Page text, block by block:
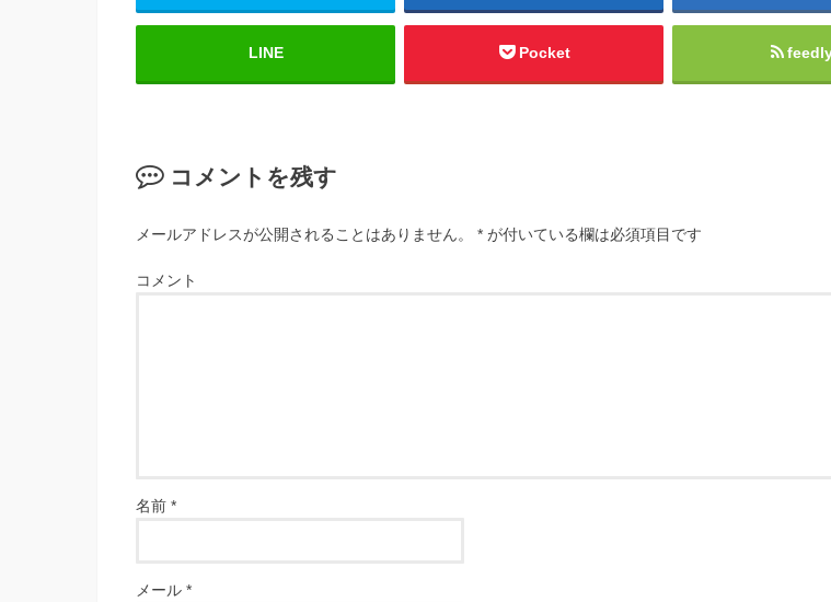
LINE Pocket
コメントを残す
メールアドレスが公開されることはありません。 * が付いている欄は必須項目です
コメント
名前 *
メール *